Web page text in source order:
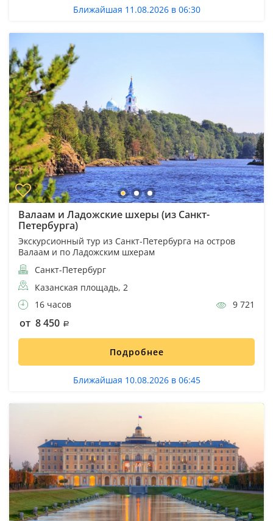
Ближайшая 11.08.2026 в 06:30
Валаам и Ладожские шхеры (из Санкт-
Петербурга)
Экскурсионный тур из Санкт-Петербурга на остров
Валаам и по Ладожским шхерам
Санкт-Петербург
Казанская площадь, 2
16 часов
9 721
от 8 450
Подробнее
Ближайшая 10.08.2026 в 06:45